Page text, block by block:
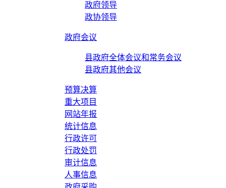
政府领导
政协领导
政府会议
县政府全体会议和常务会议
县政府其他会议
预算决算
重大项目
网站年报
统计信息
行政许可
行政处罚
审计信息
人事信息